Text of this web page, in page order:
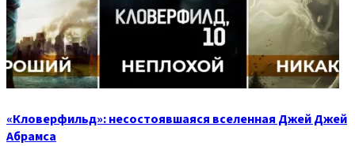
«Кловерфильд»: несостоявшаяся вселенная Джей Джей
Абрамса